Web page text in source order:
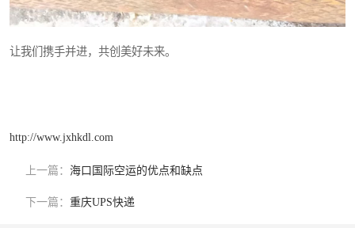
让我们携手并进，共创美好未来。
http://www.jxhkdl.com
上一篇： 海口国际空运的优点和缺点
下一篇： 重庆UPS快递